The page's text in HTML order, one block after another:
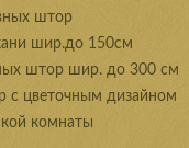
штор
шир.до 150см
штор шир. до 300 см
с цветочным дизайном
комнаты